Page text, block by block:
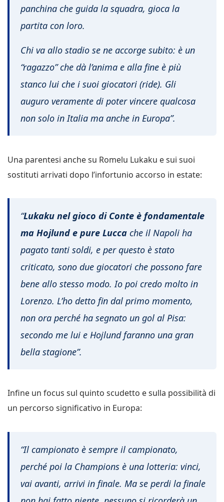
panchina che guida la squadra, gioca la
partita con loro.
Chi va allo stadio se ne accorge subito: è un
“ragazzo” che dà l’anima e alla fine è più
stanco lui che i suoi giocatori (ride). Gli
auguro veramente di poter vincere qualcosa
non solo in Italia ma anche in Europa”.
Una parentesi anche su Romelu Lukaku e sui suoi
sostituti arrivati dopo l’infortunio accorso in estate:
“Lukaku nel gioco di Conte è fondamentale
ma Hojlund e pure Lucca che il Napoli ha
pagato tanti soldi, e per questo è stato
criticato, sono due giocatori che possono fare
bene allo stesso modo. Io poi credo molto in
Lorenzo. L’ho detto fin dal primo momento,
non ora perché ha segnato un gol al Pisa:
secondo me lui e Hojlund faranno una gran
bella stagione”.
Infine un focus sul quinto scudetto e sulla possibilità di
un percorso significativo in Europa:
“Il campionato è sempre il campionato,
perché poi la Champions è una lotteria: vinci,
vai avanti, arrivi in finale. Ma se perdi la finale